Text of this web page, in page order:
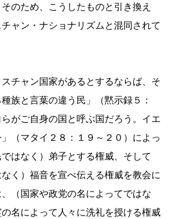
のため、こうしたものと引き換え
ャン・ナショナリズムと混同されて
チャン国家があるとするならば、そ
族と言葉の違う民」（黙示録５：
がご自身の国と呼ぶ国だろう。イエ
（マタイ２８：１９～２０）によっ
はなく）弟子とする権威、そして
なく）福音を宣べ伝える権威を教会に
（国家や政党の名によってではな
の名によって人々に洗礼を授ける権威